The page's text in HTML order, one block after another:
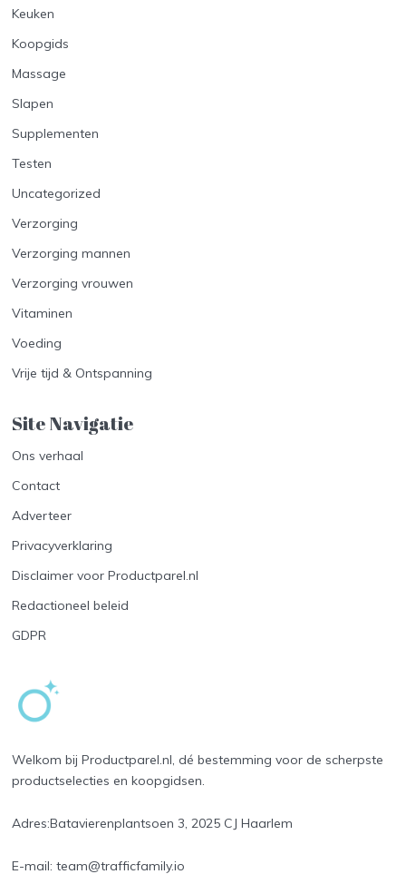
Keuken
Koopgids
Massage
Slapen
Supplementen
Testen
Uncategorized
Verzorging
Verzorging mannen
Verzorging vrouwen
Vitaminen
Voeding
Vrije tijd & Ontspanning
Site Navigatie​
Ons verhaal
Contact
Adverteer
Privacyverklaring
Disclaimer voor Productparel.nl
Redactioneel beleid
GDPR
Welkom bij Productparel.nl, dé bestemming voor de scherpste
productselecties en koopgidsen.
Adres:Batavierenplantsoen 3, 2025 CJ Haarlem
E-mail: team@trafficfamily.io